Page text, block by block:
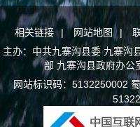
相关链接 | 网站地图 |
主办：中共九寨沟县委 九寨
部 九寨沟县政府办
网站标识码：5132250002